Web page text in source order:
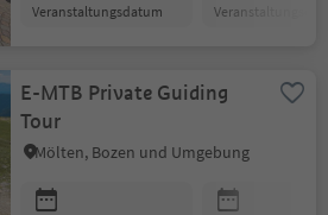
Veranstaltungsdatum
E-MTB Private Guiding
Tour
Mölten, Bozen und Umgebung